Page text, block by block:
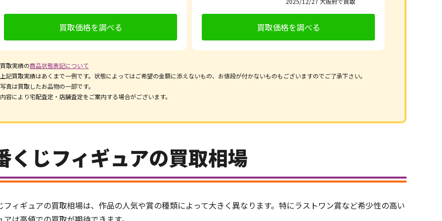
買取価格を調べる 買取価格を調べる
取実績の商品状態表記について
記買取実績はあくまで一例です。状態によってはご希望の金額に添えないもの、お値段が付かないものもございますのでご了承下さい。
真は買取したお品物の一部です。
容により宅配査定・店舗査定をご案内する場合がございます。
くじフィギュアの買取相場
フィギュアの買取相場は、作品の人気や賞の種類によって大きく異なります。特にラストワン賞など希少性の高い